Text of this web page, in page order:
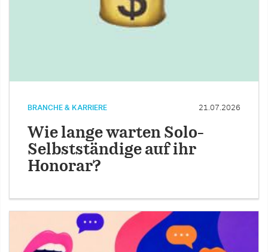
BRANCHE & KARRIERE 21.07.2026
Wie lange warten Solo-
Selbstständige auf ihr
Honorar?